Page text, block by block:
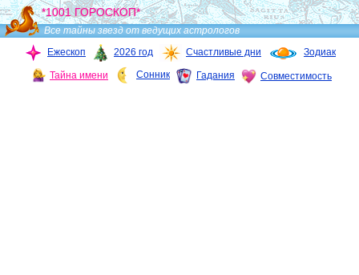
*1001 ГОРОСКОП*
Все тайны звезд от ведущих астрологов
Ежескоп
2026 год Счастливые дни Зодиак
Тайна имени Сонник Гадания Совместимость